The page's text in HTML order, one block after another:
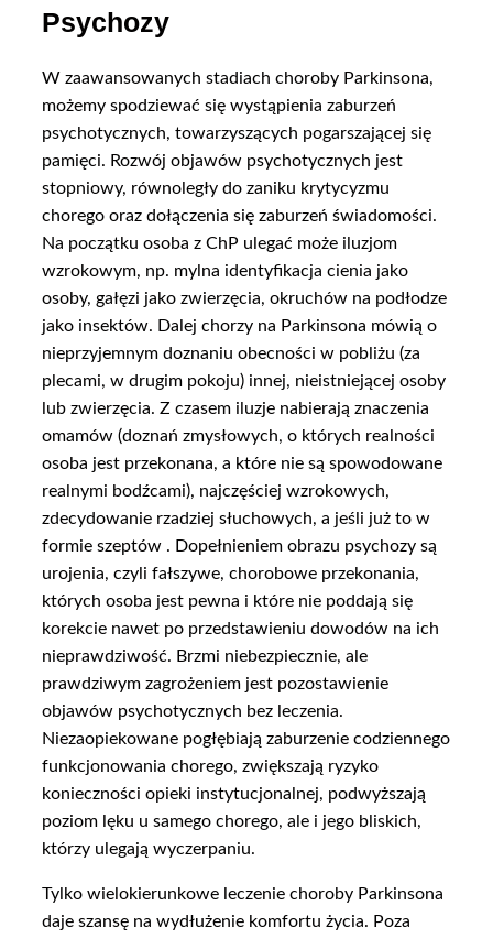
Psychozy
W zaawansowanych stadiach choroby Parkinsona,
możemy spodziewać się wystąpienia zaburzeń
psychotycznych, towarzyszących pogarszającej się
pamięci. Rozwój objawów psychotycznych jest
stopniowy, równoległy do zaniku krytycyzmu
chorego oraz dołączenia się zaburzeń świadomości.
Na początku osoba z ChP ulegać może iluzjom
wzrokowym, np. mylna identyfikacja cienia jako
osoby, gałęzi jako zwierzęcia, okruchów na podłodze
jako insektów. Dalej chorzy na Parkinsona mówią o
nieprzyjemnym doznaniu obecności w pobliżu (za
plecami, w drugim pokoju) innej, nieistniejącej osoby
lub zwierzęcia. Z czasem iluzje nabierają znaczenia
omamów (doznań zmysłowych, o których realności
osoba jest przekonana, a które nie są spowodowane
realnymi bodźcami), najczęściej wzrokowych,
zdecydowanie rzadziej słuchowych, a jeśli już to w
formie szeptów . Dopełnieniem obrazu psychozy są
urojenia, czyli fałszywe, chorobowe przekonania,
których osoba jest pewna i które nie poddają się
korekcie nawet po przedstawieniu dowodów na ich
nieprawdziwość. Brzmi niebezpiecznie, ale
prawdziwym zagrożeniem jest pozostawienie
objawów psychotycznych bez leczenia.
Niezaopiekowane pogłębiają zaburzenie codziennego
funkcjonowania chorego, zwiększają ryzyko
konieczności opieki instytucjonalnej, podwyższają
poziom lęku u samego chorego, ale i jego bliskich,
którzy ulegają wyczerpaniu.
Tylko wielokierunkowe leczenie choroby Parkinsona
daje szansę na wydłużenie komfortu życia. Poza